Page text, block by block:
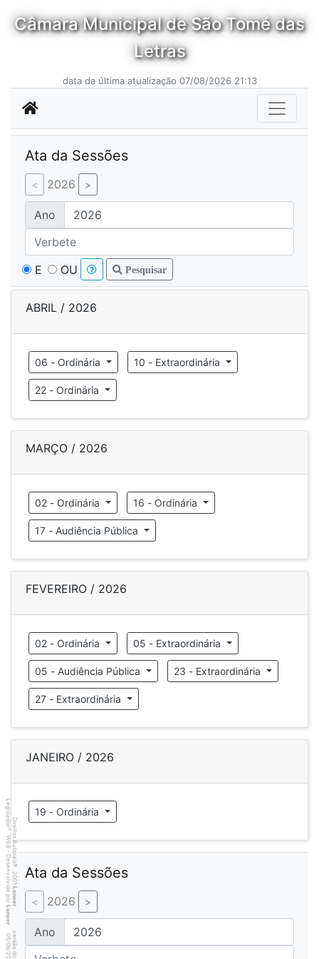
Câmara Municipal de São Tomé das
Letras
data da última atualização 07/08/2026 21:13
Ata da Sessões
2026
Ano
E OU Pesquisar
ABRIL / 2026
06 - Ordinária 10 - Extraordinária
22 - Ordinária
MARÇO / 2026
02 - Ordinária 16 - Ordinária
17 - Audiência Pública
FEVEREIRO / 2026
02 - Ordinária 05 - Extraordinária
05 - Audiência Pública 23 - Extraordinária
27 - Extraordinária
JANEIRO / 2026
19 - Ordinária
Ata da Sessões
2026
Ano
Direitos Autorais
©
2001
Lancer
Legislador
®
WEB - Desenvolvido por
Lancer
0
5
4
:3
9
0
5
/
0
6
/
2
0
2
6